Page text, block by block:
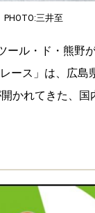
三井至
ル・ド・熊野
ース」は、広
かれてきた、